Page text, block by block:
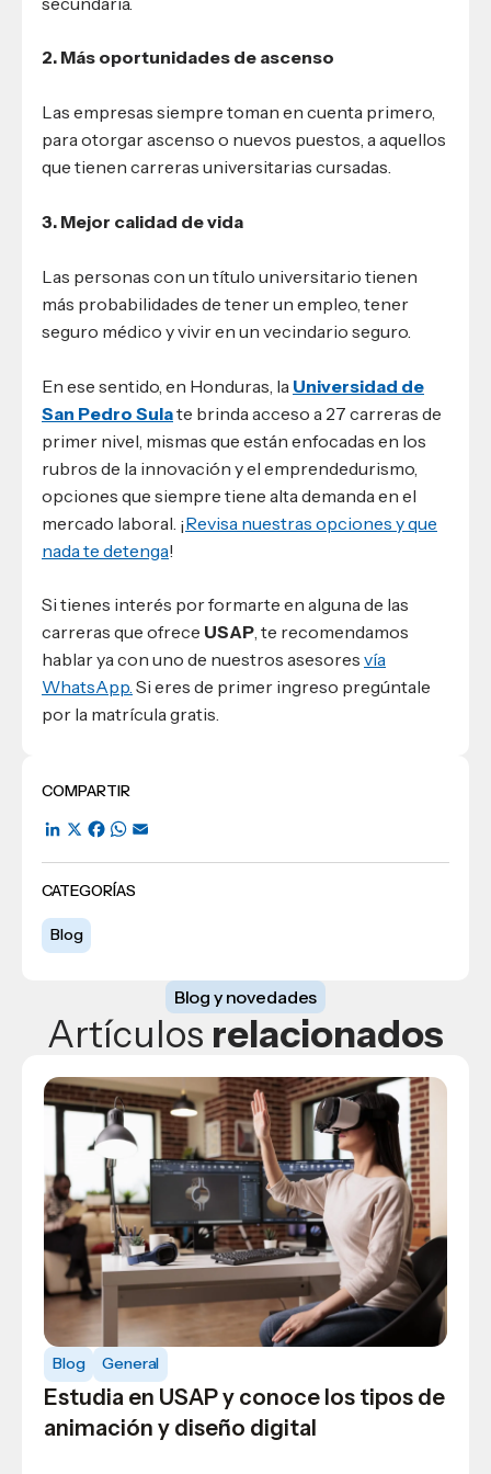
COMPARTIR
LinkedIn
X Facebook
WhatsApp
CATEGORÍAS
Blog
2. Más oportunidades de ascenso
Las empresas siempre toman en cuenta primero,
para otorgar ascenso o nuevos puestos, a aquellos
que tienen carreras universitarias cursadas.
3. Mejor calidad de vida
Las personas con un título universitario tienen
más probabilidades de tener un empleo, tener
seguro médico y vivir en un vecindario seguro.
En ese sentido, en Honduras, la Universidad de
San Pedro Sulate brinda acceso a 27 carreras de
primer nivel, mismas que están enfocadas en los
rubros de la innovación y el emprendedurismo,
opciones que siempre tiene alta demanda en el
mercado laboral. ¡Revisa nuestras opciones y que
nada te detenga!
Si tienes interés por formarte en alguna de las
carreras que ofrece USAP, te recomendamos
hablar ya con uno de nuestros asesores vía
WhatsApp. Si eres de primer ingreso pregúntale
por la matrícula gratis.
Blog y novedades
Artículos relacionados
Blog General
Estudia en USAP y conoce los tipos de
animación y diseño digital
Blog
Minimalismo y maximalismo: claves
para destacar en diseño gráfico
profesional